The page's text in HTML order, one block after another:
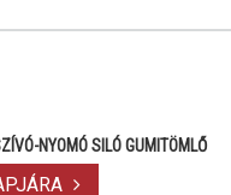
NYOMÓ SILÓ GUMITÖMLŐ